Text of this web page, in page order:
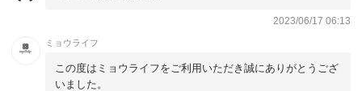
2023/06/17 06:13
ミョウライフ
この度はミョウライフをご利用いただき誠にありがとうござ
いました。